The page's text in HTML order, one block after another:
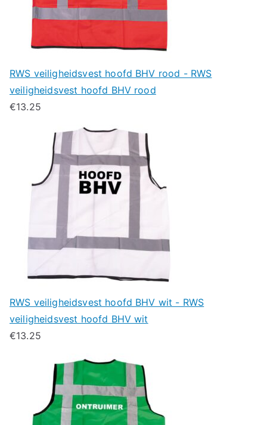
RWS veiligheidsvest hoofd BHV rood - RWS
veiligheidsvest hoofd BHV rood
€13.25
RWS veiligheidsvest hoofd BHV wit - RWS
veiligheidsvest hoofd BHV wit
€13.25